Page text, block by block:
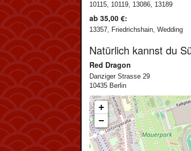
10115, 10119, 13086, 13189
ab 35,00 €:
13357, Friedrichshain, Wedding
Natürlich kannst du
Red Dragon
Danziger Strasse 29
10435 Berlin
+
−